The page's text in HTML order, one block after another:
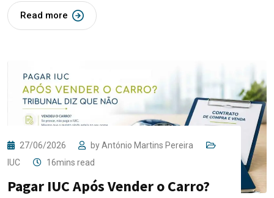
Read more
27/06/2026 byAntónio Martins Pereira
IUC
16mins read
Pagar IUC Após Vender o Carro?